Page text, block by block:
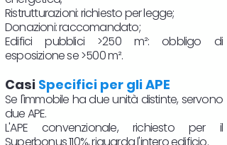
Ristrutturazioni: richiesto per legge;
Donazioni: raccomandato;
Edifici pubblici >250 m²: obbligo di
esposizione se >500 m².
Casi Specifici per gli APE
Se l'immobile ha due unità distinte, servono
due APE.
L'APE convenzionale, richiesto per il